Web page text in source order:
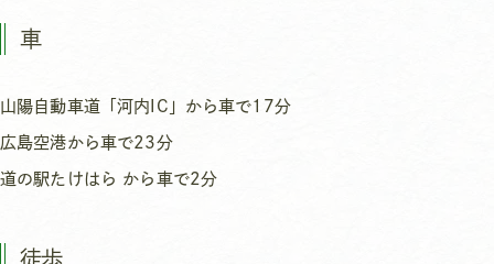
車
山陽自動車道「河内IC」から車で17分
広島空港から車で23分
道の駅たけはら から車で2分
徒歩